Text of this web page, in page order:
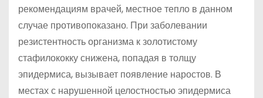
рекомендациям врачей, местное тепло в данном
случае противопоказано. При заболевании
резистентность организма к золотистому
стафилококку снижена, попадая в толщу
эпидермиса, вызывает появление наростов. В
местах с нарушенной целостностью эпидермиса